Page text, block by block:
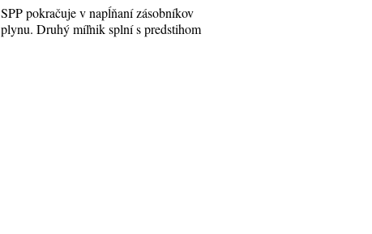
SPP pokračuje v napĺňaní zásobníkov
plynu. Druhý míľnik splní s predstihom